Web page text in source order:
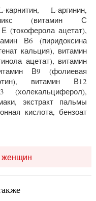
L-аргинин,
(витамин С
(токоферола ацетат),
В6 (пиридоксина
кальция), витамин
ацетат), витамин
В9 (фолиевая
витамин В12
(холекальциферол),
экстракт пальмы
кислота, бензоат
женщин